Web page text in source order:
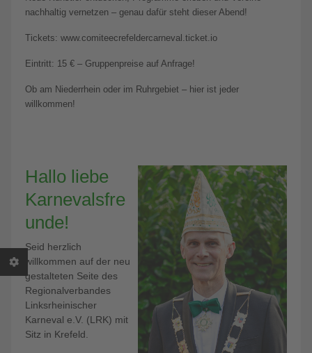
nachhaltig vernetzen – genau dafür steht dieser Abend!
Tickets: www.comiteecrefeldercarneval.ticket.io
Eintritt: 15 € – Gruppenpreise auf Anfrage!
Ob am Niederrhein oder im Ruhrgebiet – hier ist jeder
willkommen!
Hallo liebe
Karnevalsfre
unde!
Seid herzlich
willkommen auf der neu
gestalteten Seite des
Regionalverbandes
Linksrheinischer
Karneval e.V. (LRK) mit
Sitz in Krefeld.